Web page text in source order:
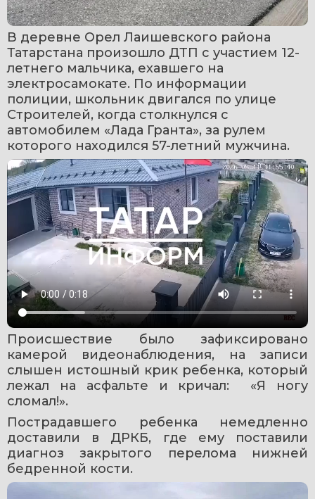
В деревне Орел Лаишевского района
Татарстана произошло ДТП с участием 12-
летнего мальчика, ехавшего на
электросамокате. По информации
полиции, школьник двигался по улице
Строителей, когда столкнулся с
автомобилем «Лада Гранта», за рулем
которого находился 57-летний мужчина.
Происшествие было зафиксировано
камерой видеонаблюдения, на записи
слышен истошный крик ребенка, который
лежал на асфальте и кричал:  «Я ногу
сломал!».
Пострадавшего ребенка немедленно
доставили в ДРКБ, где ему поставили
диагноз закрытого перелома нижней
бедренной кости.